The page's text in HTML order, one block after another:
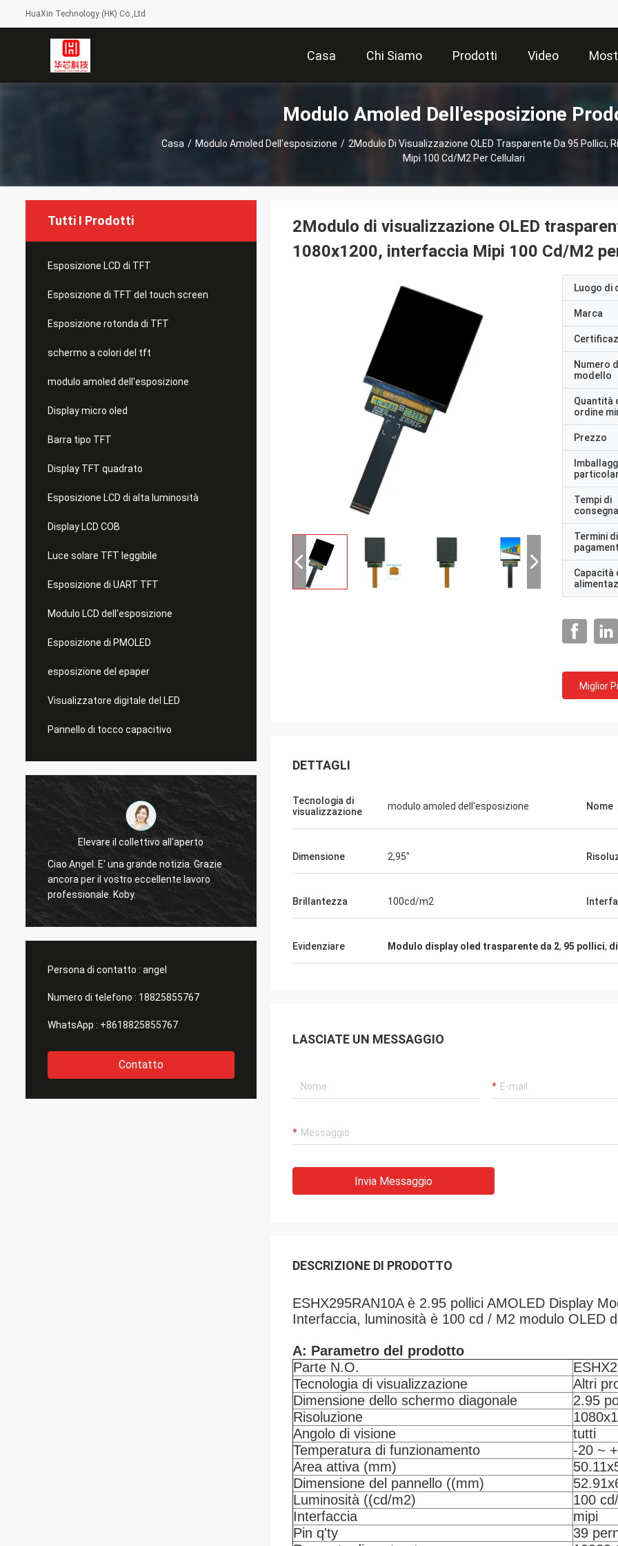
HuaXin Technology (HK) Co.,Ltd
Casa Chi Siamo Prodotti Video
Modulo Amoled Dell'esposizione
Casa / Modulo Amoled Dell'esposizione / 2Modulo Di Visualizzazione OLED Trasparente Da.95 Pollici,
Mipi 100 Cd/M2 Per Cellulari
Tutti I Prodotti
Esposizione LCD di TFT
Esposizione di TFT del touch screen
Esposizione rotonda di TFT
schermo a colori del tft
modulo amoled dell'esposizione
Display micro oled
Barra tipo TFT
Display TFT quadrato
Esposizione LCD di alta luminosità
Display LCD COB
Luce solare TFT leggibile
Esposizione di UART TFT
Modulo LCD dell'esposizione
Esposizione di PMOLED
esposizione del epaper
Visualizzatore digitale del LED
Pannello di tocco capacitivo
Elevare il collettivo all'aperto
Ciao Angel. E' una grande notizia. Grazie
ancora per il vostro eccellente lavoro
professionale. Koby.
Sì, abbiamo iniziato a usare anche i
display rotondi, ora li stiamo verificando e
domandeTi faro' sapere. La qualità del
display è eccellente e sembra davvero di
come fabbrica.
Persona di contatto : angel
Numero di telefono : 18825855767
WhatsApp : +8618825855767
Contatto
2Modulo di visualizzazione OLED
1080x1200, interfaccia Mipi 100 Cd/M2
Luogo di
Marca
Numero
modello
Quantità
ordine
Prezzo
Tempi di
consegna
Termini di
Capacità
Miglior
DETTAGLI
Tecnologia di
visualizzazione
modulo amoled dell'esposizione Nome
Dimensione 2,95"
Brillantezza 100cd/m2
Evidenziare Modulo display oled trasparente da 2, 95 pollici,
LASCIATE UN MESSAGGIO
Invia Messaggio
DESCRIZIONE DI PRODOTTO
ESHX295RAN10A è 2.95 pollici AMOLED Display
Interfaccia, luminosità è 100 cd / M2 modulo OLED
A: Parametro del prodotto
Parte N.O.
Tecnologia di visualizzazione
Altri
Dimensione dello schermo diagonale
2.95
Risoluzione
Angolo di visione
tutti
Temperatura di funzionamento
-20 ~
Area attiva (mm)
Dimensione del pannello ((mm)
Luminosità ((cd/m2)
100
Interfaccia
mipi
Pin q'ty
39